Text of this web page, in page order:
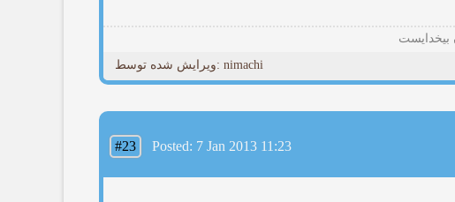
ویرایش شده توسط: nimachi
#23 Posted: 7 Jan 2013 11:23